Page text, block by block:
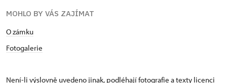
MOHLO BY VÁS ZAJÍMAT
O zámku
Fotogalerie
Není-li výslovně uvedeno jinak, podléhají fotografie a texty licenci